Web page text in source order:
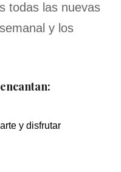
todas las nuevas
y los
y disfrutar